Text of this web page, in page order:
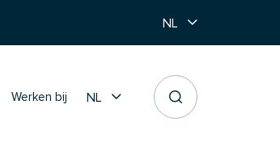
NL
Werken bij NL